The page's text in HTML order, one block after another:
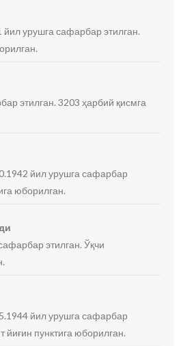
йил урушга сафарбар этилган.
этилган. 3203 ҳарбий қисмга
йил урушга сафарбар
юборилган.
этилган. Ўқчи
йил урушга сафарбар
йиғин пунктига юборилган.